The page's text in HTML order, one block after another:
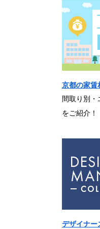
京都の家賃
間取り別・
をご紹介！
デザイナー